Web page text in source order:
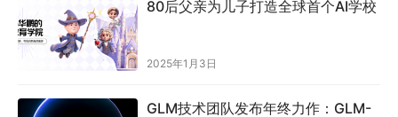
80后父亲为儿子打造全球首个AI学校
2025年1月3日
GLM技术团队发布年终力作：GLM-